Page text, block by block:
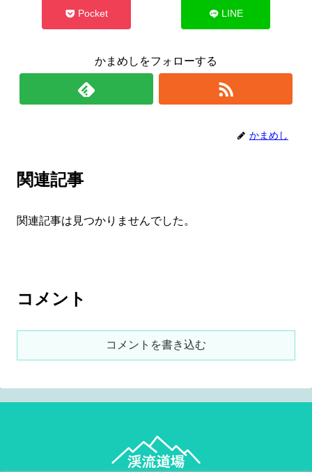
Pocket LINE
かまめしをフォローする
かまめし
関連記事
関連記事は見つかりませんでした。
コメント
コメントを書き込む